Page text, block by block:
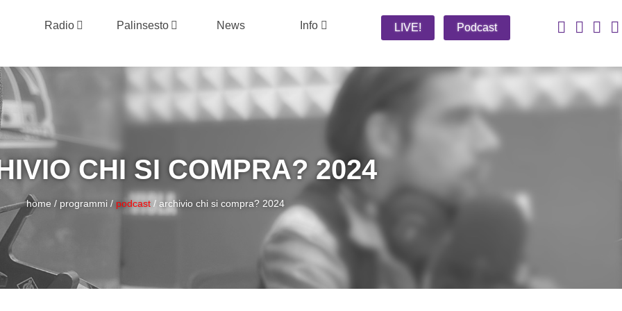
Radio Palinsesto News Info LIVE! Podcast
CHI SI COMPRA? 2024
home / programmi / podcast / archivio chi si compra? 2024